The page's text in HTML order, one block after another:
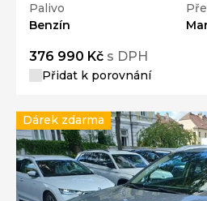
Palivo
Benzín
376 990 Kč s DPH
Přidat k porovnání
Dárek zdarma